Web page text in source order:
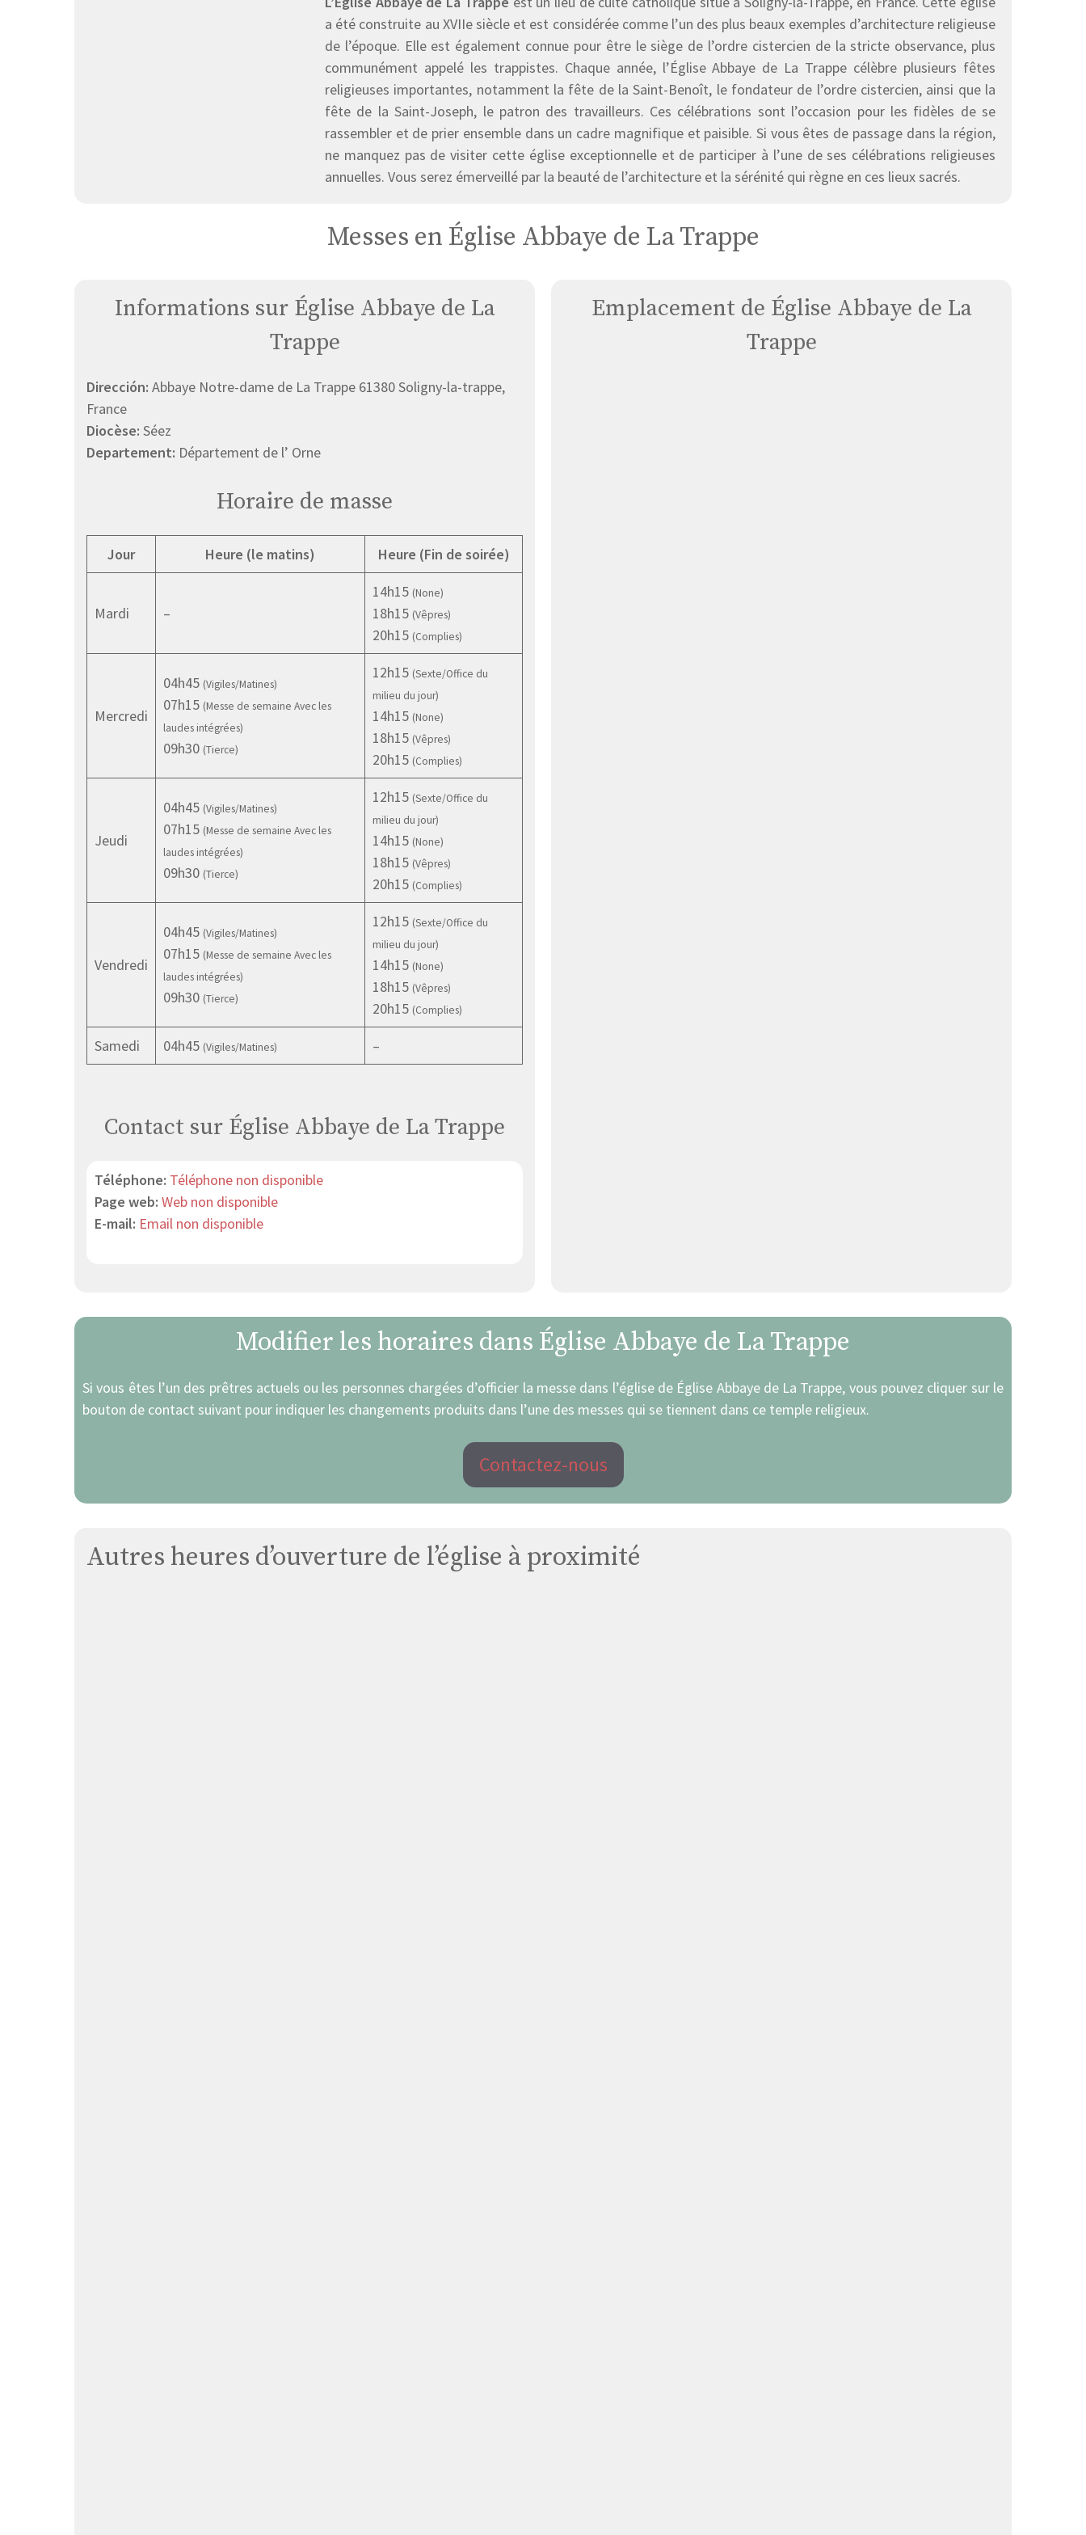
a été construite au XVIIe siècle et est considérée comme l’un des plus beaux exemples d’architecture religieuse
de l’époque. Elle est également connue pour être le siège de l’ordre cistercien de la stricte observance, plus
communément appelé les trappistes. Chaque année, l’Église Abbaye de La Trappe célèbre plusieurs fêtes
religieuses importantes, notamment la fête de la Saint-Benoît, le fondateur de l’ordre cistercien, ainsi que la
fête de la Saint-Joseph, le patron des travailleurs. Ces célébrations sont l’occasion pour les fidèles de se
rassembler et de prier ensemble dans un cadre magnifique et paisible. Si vous êtes de passage dans la région,
ne manquez pas de visiter cette église exceptionnelle et de participer à l’une de ses célébrations religieuses
annuelles. Vous serez émerveillé par la beauté de l’architecture et la sérénité qui règne en ces lieux sacrés.
Messes en Église Abbaye de La Trappe
Informations sur Église Abbaye de La
Trappe
Dirección: Abbaye Notre-dame de La Trappe 61380 Soligny-la-trappe,
France
Diocèse: Séez
Departement: Département de l’ Orne
Horaire de masse
Jour Heure (le matins) Heure (Fin de soirée)
Mardi –
14h15 (None)
18h15 (Vêpres)
20h15 (Complies)
Mercredi
04h45 (Vigiles/Matines)
07h15 (Messe de semaine Avec les
laudes intégrées)
09h30 (Tierce)
12h15 (Sexte/Office du
milieu du jour)
14h15 (None)
18h15 (Vêpres)
20h15 (Complies)
Jeudi
04h45 (Vigiles/Matines)
07h15 (Messe de semaine Avec les
laudes intégrées)
09h30 (Tierce)
12h15 (Sexte/Office du
milieu du jour)
14h15 (None)
18h15 (Vêpres)
20h15 (Complies)
Vendredi
04h45 (Vigiles/Matines)
07h15 (Messe de semaine Avec les
laudes intégrées)
09h30 (Tierce)
12h15 (Sexte/Office du
milieu du jour)
14h15 (None)
18h15 (Vêpres)
20h15 (Complies)
Samedi 04h45 (Vigiles/Matines) –
Contact sur Église Abbaye de La Trappe
Téléphone: Téléphone non disponible
Page web: Web non disponible
E-mail: Email non disponible
Emplacement de Église Abbaye de La
Trappe
Modifier les horaires dans Église Abbaye de La Trappe
Si vous êtes l’un des prêtres actuels ou les personnes chargées d’officier la messe dans l’église de Église Abbaye de La Trappe, vous pouvez cliquer sur le
bouton de contact suivant pour indiquer les changements produits dans l’une des messes qui se tiennent dans ce temple religieux.
Contactez-nous
Autres heures d’ouverture de l’église à proximité